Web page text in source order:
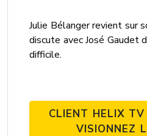
Julie Bélanger revient sur
discute avec José Gaudet
difficile.
CLIENT HELIX
VISIONNEZ